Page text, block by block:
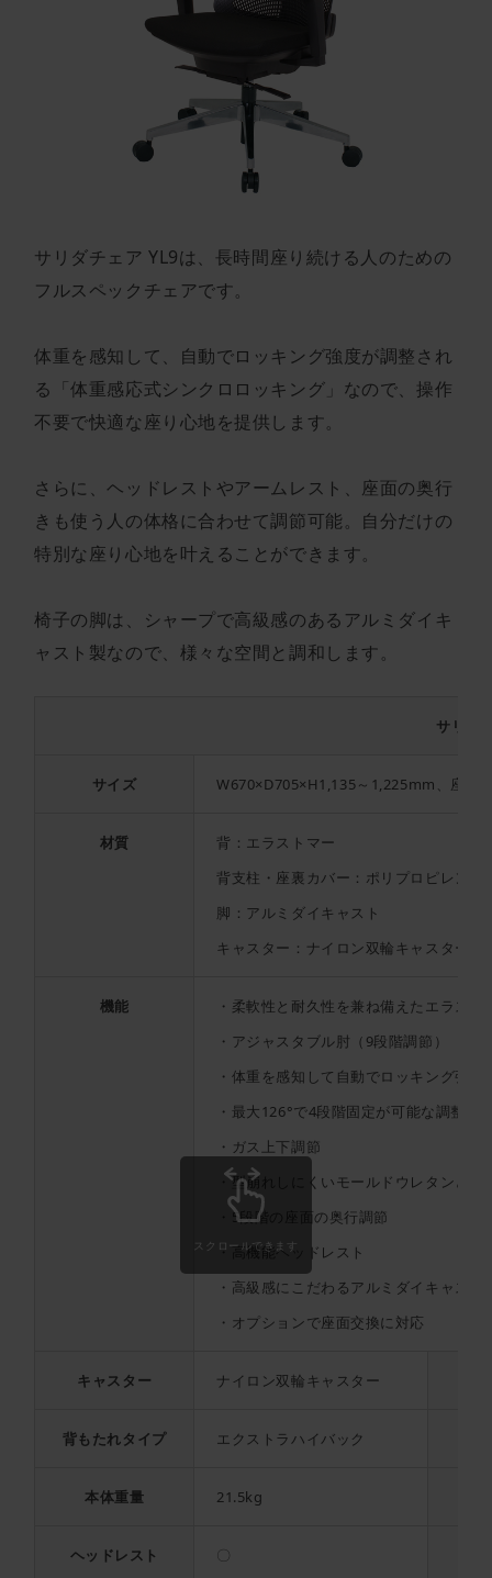
サリダチェア YL9は、長時間座り続ける人のための
フルスペックチェアです。
体重を感知して、自動でロッキング強度が調整され
る「体重感応式シンクロロッキング」なので、操作
不要で快適な座り心地を提供します。
さらに、ヘッドレストやアームレスト、座面の奥行
きも使う人の体格に合わせて調節可能。自分だけの
特別な座り心地を叶えることができます。
椅子の脚は、シャープで高級感のあるアルミダイキ
ャスト製なので、様々な空間と調和します。
サリダ
サイズ W670×D705×H1,135～1,225mm、座
材質
背：エラストマー
背支柱・座裏カバー：ポリプロピレン
脚：アルミダイキャスト
キャスター：ナイロン双輪キャスター
機能
・柔軟性と耐久性を兼ね備えたエラス
・アジャスタブル肘（9段階調節）
・体重を感知して自動でロッキング強
・最大126°で4段階固定が可能な調整が
・ガス上下調節
・型崩れしにくいモールドウレタンと
・5段階の座面の奥行調節
・高機能ヘッドレスト
・高級感にこだわるアルミダイキャスト
・オプションで座面交換に対応
キャスター ナイロン双輪キャスター
背もたれタイプ エクストラハイバック
本体重量 21.5kg
ヘッドレスト 〇
スクロールできます